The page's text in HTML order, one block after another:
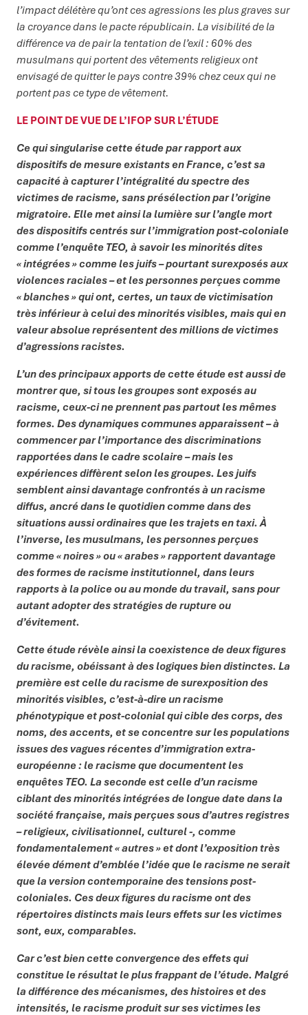
l’impact délétère qu’ont ces agressions les plus graves sur
la croyance dans le pacte républicain. La visibilité de la
différence va de pair la tentation de l’exil : 60% des
musulmans qui portent des vêtements religieux ont
envisagé de quitter le pays contre 39% chez ceux qui ne
portent pas ce type de vêtement.
LE POINT DE VUE DE L’IFOP SUR L’ÉTUDE
Ce qui singularise cette étude par rapport aux
dispositifs de mesure existants en France, c’est sa
capacité à capturer l’intégralité du spectre des
victimes de racisme, sans présélection par l’origine
migratoire. Elle met ainsi la lumière sur l’angle mort
des dispositifs centrés sur l’immigration post-coloniale
comme l’enquête TEO, à savoir les minorités dites
« intégrées » comme les juifs – pourtant surexposés aux
violences raciales – et les personnes perçues comme
« blanches » qui ont, certes, un taux de victimisation
très inférieur à celui des minorités visibles, mais qui en
valeur absolue représentent des millions de victimes
d’agressions racistes.
L’un des principaux apports de cette étude est aussi de
montrer que, si tous les groupes sont exposés au
racisme, ceux-ci ne prennent pas partout les mêmes
formes. Des dynamiques communes apparaissent – à
commencer par l’importance des discriminations
rapportées dans le cadre scolaire – mais les
expériences diffèrent selon les groupes. Les juifs
semblent ainsi davantage confrontés à un racisme
diffus, ancré dans le quotidien comme dans des
situations aussi ordinaires que les trajets en taxi. À
l’inverse, les musulmans, les personnes perçues
comme « noires » ou « arabes » rapportent davantage
des formes de racisme institutionnel, dans leurs
rapports à la police ou au monde du travail, sans pour
autant adopter des stratégies de rupture ou
d’évitement.
Cette étude révèle ainsi la coexistence de deux figures
du racisme, obéissant à des logiques bien distinctes. La
première est celle du racisme de surexposition des
minorités visibles, c’est-à-dire un racisme
phénotypique et post-colonial qui cible des corps, des
noms, des accents, et se concentre sur les populations
issues des vagues récentes d’immigration extra-
européenne : le racisme que documentent les
enquêtes TEO. La seconde est celle d’un racisme
ciblant des minorités intégrées de longue date dans la
société française, mais perçues sous d’autres registres
– religieux, civilisationnel, culturel -, comme
fondamentalement « autres » et dont l’exposition très
élevée dément d’emblée l’idée que le racisme ne serait
que la version contemporaine des tensions post-
coloniales. Ces deux figures du racisme ont des
répertoires distincts mais leurs effets sur les victimes
sont, eux, comparables.
Car c’est bien cette convergence des effets qui
constitue le résultat le plus frappant de l’étude. Malgré
la différence des mécanismes, des histoires et des
intensités, le racisme produit sur ses victimes les